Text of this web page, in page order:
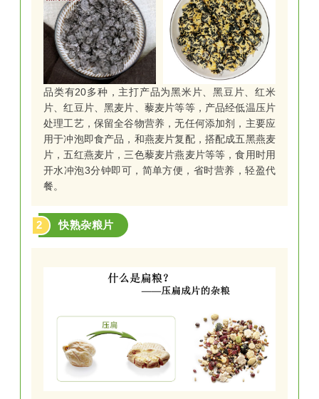
低GI值为52，口感劲道爽滑、低升糖、0脂肪，高饱
腹，再加上精选的大红烧牛肉料包，一面多吃，配餐
简易，营养丰富，美味不怕胖！属于低GI食品，已通
过审核认证。
品类有20多种，主打产品为黑米片、黑豆片、红米
片、红豆片、黑麦片、藜麦片等等，产品经低温压片
处理工艺，保留全谷物营养，无任何添加剂，主要应
用于冲泡即食产品，和燕麦片复配，搭配成五黑燕麦
片，五红燕麦片，三色藜麦片燕麦片等等，食用时用
开水冲泡3分钟即可，简单方便，省时营养，轻盈代
餐。
2 快熟杂粮片